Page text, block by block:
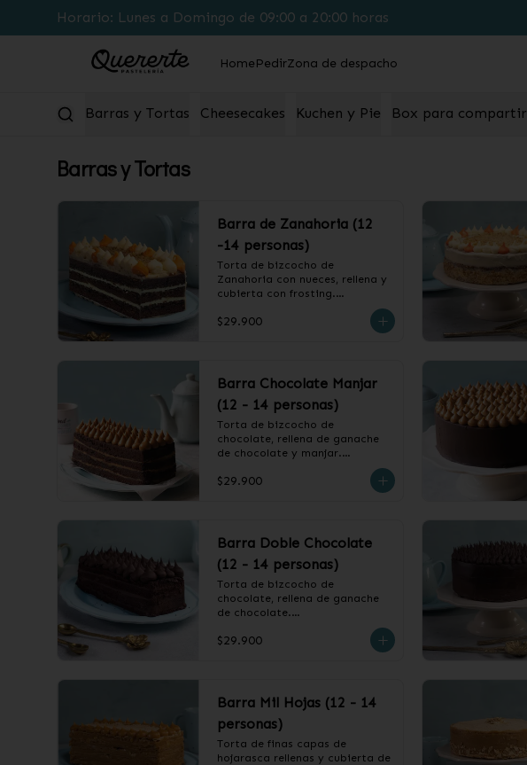
Horario: Lunes a Domingo de 09:00 a 20:00 horas
HomePedirZona de despacho
Barras y Tortas Cheesecakes Kuchen y Pie Box para compartir
Barras y Tortas
Barra de Zanahoria (12
-14 personas)
Torta de bizcocho de
Zanahoria con nueces, rellena y
cubierta con frosting.
❄️ Producto Congelado
$29.900
Barra Chocolate Manjar
(12 - 14 personas)
Torta de bizcocho de
chocolate, rellena de ganache
de chocolate y manjar.
❄️ Producto Congelado
$29.900
Barra Doble Chocolate
(12 - 14 personas)
Torta de bizcocho de
chocolate, rellena de ganache
de chocolate.
❄️ Producto Congelado
$29.900
Barra Mil Hojas (12 - 14
personas)
Torta de finas capas de
hojarasca rellenas y cubierta de